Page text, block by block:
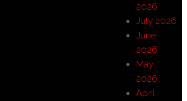
2026
July 2026
June
2026
May
2026
April